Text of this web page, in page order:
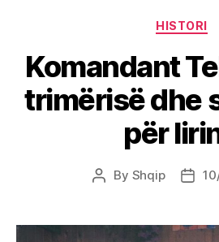
HISTORI
Komandant
trimërisë dhe
për
Post
By Shqip
Post